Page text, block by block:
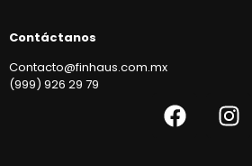
Contáctanos
Contacto@finhaus.com.mx
(999) 926 29 79